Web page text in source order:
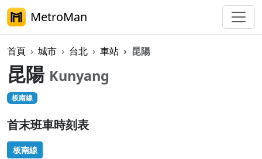
MetroMan
首頁 城市 台北 車站 昆陽
昆陽 Kunyang
板南線
首末班車時刻表
板南線